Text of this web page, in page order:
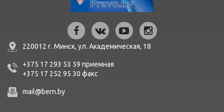
220012 г. Минск, ул. Академическая, 18
+375 17 293 53 59 приемная
+375 17 252 95 30 факc
mail@bern.by